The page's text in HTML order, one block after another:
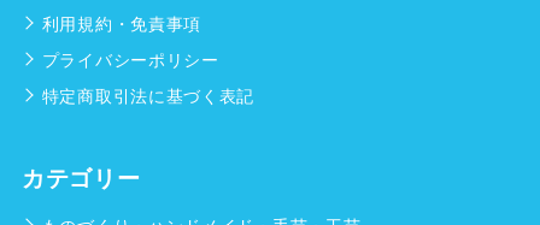
利用規約・免責事項
プライバシーポリシー
特定商取引法に基づく表記
カテゴリー